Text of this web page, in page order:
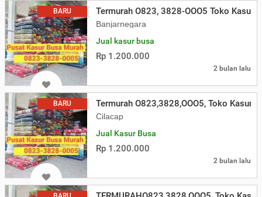
BARU Termurah O823, 3828-OOO5 Toko Kasur
Banjarnegara
Jual kasur busa
Rp 1.200.000
2 bulan lalu
BARU Termurah O823,3828,OOO5, Toko Kasur
Cilacap
Jual Kasur Busa
Rp 1.200.000
2 bulan lalu